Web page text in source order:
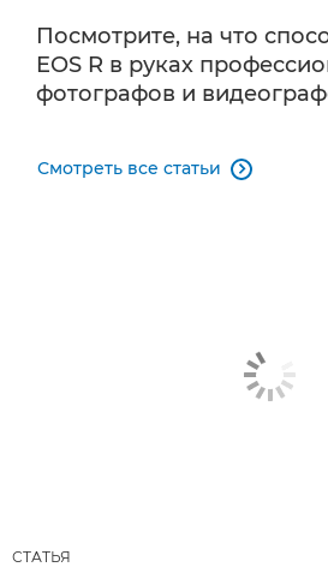
Посмотрите, на что
EOS R в руках
фотографов и
Смотреть все статьи 
СТАТЬЯ